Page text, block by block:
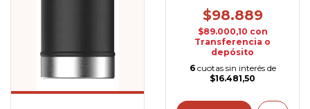
$98.889
$89.000,10 con
Transferencia o
depósito
6 cuotas sin interés de
$16.481,50